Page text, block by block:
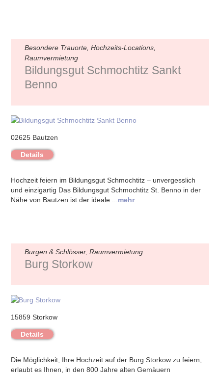
Besondere Trauorte, Hochzeits-Locations,
Raumvermietung
Bildungsgut Schmochtitz Sankt
Benno
02625 Bautzen
Details
Hochzeit feiern im Bildungsgut Schmochtitz – unvergesslich
und einzigartig Das Bildungsgut Schmochtitz St. Benno in der
Nähe von Bautzen ist der ideale ... mehr
Burgen & Schlösser, Raumvermietung
Burg Storkow
15859 Storkow
Details
Die Möglichkeit, Ihre Hochzeit auf der Burg Storkow zu feiern,
erlaubt es Ihnen, in den 800 Jahre alten Gemäuern